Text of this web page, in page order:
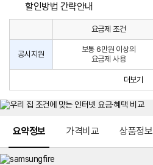
할인방법 간략안내
원
선
택
약
정
사
인
법
요금제 조건
공시지원
보통 6만원 이상의
요금제 사용
더보기
요약정보 가격비교 상품정보